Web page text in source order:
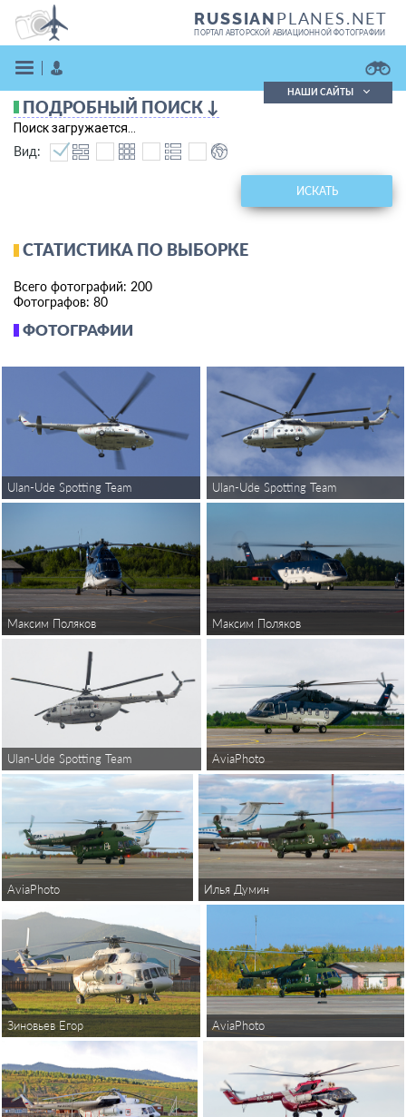
RUSSIANPLANES.NET
ПОРТАЛ АВТОРСКОЙ АВИАЦИОННОЙ ФОТОГРАФИИ
Поиск в реестре
Кратко
Подробно
НАШИ САЙТЫ
ФОТОГРАФИИ
Ulan-Ude Spotting Team Ulan-Ude Spotting Team
Максим Поляков Максим Поляков
Ulan-Ude Spotting Team AviaPhoto
AviaPhoto Илья Думин
Зиновьев Егор AviaPhoto
ПОДРОБНЫЙ ПОИСК ↓
Поиск загружается...
Вид:
ИСКАТЬ
СТАТИСТИКА ПО ВЫБОРКЕ
Всего фотографий: 200
Фотографов: 80